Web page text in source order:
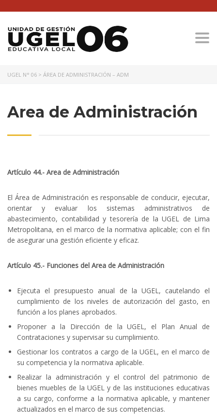
UGEL N° 06 > ÁREA DE ADMINISTRACIÓN – ADM
Area de Administración
Artículo 44.- Area de Administración
El Área de Administración es responsable de conducir, ejecutar,
orientar y evaluar los sistemas administrativos de
abastecimiento, contabilidad y tesorería de la UGEL de Lima
Metropolitana, en el marco de la normativa aplicable; con el fin
de asegurar una gestión eficiente y eficaz.
Artículo 45.- Funciones del Area de Administración
Ejecuta el presupuesto anual de la UGEL, cautelando el
cumplimiento de los niveles de autorización del gasto, en
función a los planes aprobados.
Proponer a la Dirección de la UGEL, el Plan Anual de
Contrataciones y supervisar su cumplimiento.
Gestionar los contratos a cargo de la UGEL, en el marco de
su competencia y la normativa aplicable.
Realizar la administración y el control del patrimonio de
bienes muebles de la UGEL y de las instituciones educativas
a su cargo, conforme a la normativa aplicable, y mantener
actualizados en el marco de sus competencias.